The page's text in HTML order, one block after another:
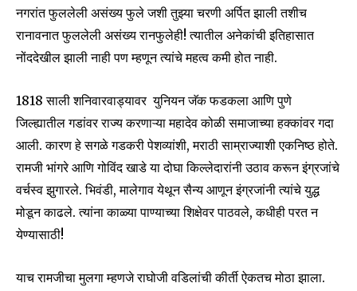
नगरांत फुललेली असंख्य फुले जशी तुझ्या चरणी अर्पित झाली तशीच
रानावनात फुललेली असंख्य रानफुलेही! त्यातील अनेकांची इतिहासात
नोंददेखील झाली नाही पण म्हणून त्यांचे महत्व कमी होत नाही.
1818 साली शनिवारवाड्यावर युनियन जॅक फडकला आणि पुणे
जिल्ह्यातील गडांवर राज्य करणाऱ्या महादेव कोळी समाजाच्या हक्कांवर गदा
आली. कारण हे सगळे गडकरी पेशव्यांशी, मराठी साम्राज्याशी एकनिष्ठ होते.
रामजी भांगरे आणि गोविंद खाडे या दोघा किल्लेदारांनी उठाव करून इंग्रजांचे
वर्चस्व झुगारले. भिवंडी, मालेगाव येथून सैन्य आणून इंग्रजांनी त्यांचे युद्ध
मोडून काढले. त्यांना काळ्या पाण्याच्या शिक्षेवर पाठवले, कधीही परत न
येण्यासाठी!
याच रामजीचा मुलगा म्हणजे राघोजी वडिलांची कीर्ती ऐकतच मोठा झाला.